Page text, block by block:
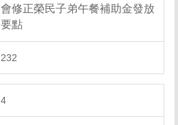
會修正榮民子弟午餐補助金發放
要點
232
4